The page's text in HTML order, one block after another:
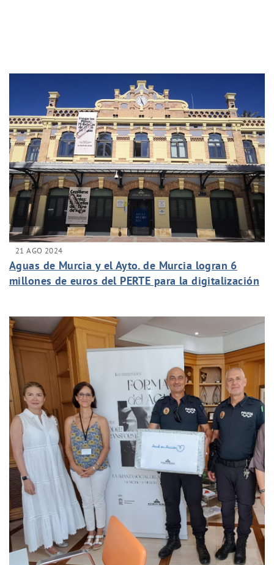
21 AGO 2024
Aguas de Murcia y el Ayto. de Murcia logran 6
millones de euros del PERTE para la digitalización